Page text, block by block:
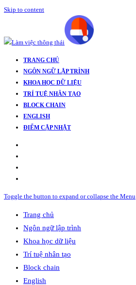
Skip to content
TRANG CHỦ
NGÔN NGỮ LẬP TRÌNH
KHOA HỌC DỮ LIỆU
TRÍ TUỆ NHÂN TẠO
BLOCK CHAIN
ENGLISH
ĐIỂM CẬP NHẬT
Toggle the button to expand or collapse the Menu
Trang chủ
Ngôn ngữ lập trình
Khoa học dữ liệu
Trí tuệ nhân tạo
Block chain
English